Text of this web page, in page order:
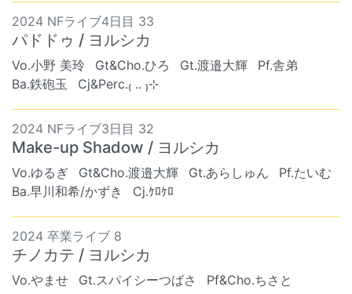
2024 NFライブ4日目 33
パドドゥ / ヨルシカ
Vo.小野 美玲 Gt&Cho.ひろ Gt.渡邉大輝
Pf.舎弟
Ba.鉄砲玉
Cj&Perc.₍ .. ₎⊹
2024 NFライブ3日目 32
Make-up Shadow / ヨルシカ
Vo.ゆるぎ Gt&Cho.渡邉大輝 Gt.あらしゅん
Pf.たいむ
Ba.早川和希/かずき
Cj.ｹﾛｹﾛ
2024 卒業ライブ 8
チノカテ / ヨルシカ
Vo.やませ Gt.スパイシーつばさ
Pf&Cho.ちさと